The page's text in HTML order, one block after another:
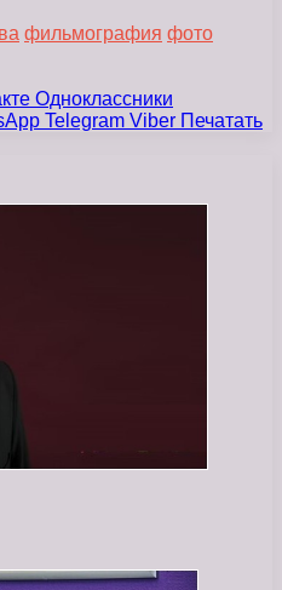
фильмография фото
Одноклассники
Telegram Viber Печатать